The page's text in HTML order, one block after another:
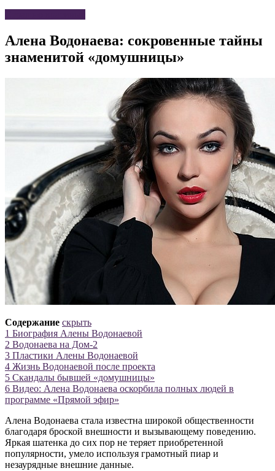
Алена Водонаева: сокровенные тайны
знаменитой «домушницы»
Содержание скрыть
1 Биография Алены Водонаевой
2 Водонаева на Дом-2
3 Пластики Алены Водонаевой
4 Жизнь Водонаевой после проекта
5 Скандалы бывшей «домушницы»
6 Видео: Алена Водонаева оскорбила полных людей в
программе «Прямой эфир»
Алена Водонаева стала известна широкой общественности
благодаря броской внешности и вызывающему поведению.
Яркая шатенка до сих пор не теряет приобретенной
популярности, умело используя грамотный пиар и
незаурядные внешние данные.